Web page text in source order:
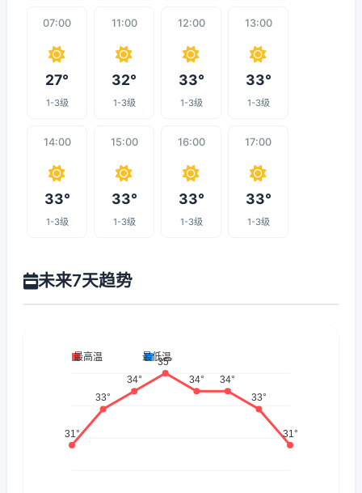
07:00
27°
1-3级
11:00
32°
1-3级
12:00
33°
1-3级
13:00
33°
1-3级
14:00
33°
1-3级
15:00
33°
1-3级
16:00
33°
1-3级
17:00
33°
1-3级
未来7天趋势